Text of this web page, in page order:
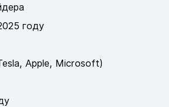
году
Apple, Microsoft)